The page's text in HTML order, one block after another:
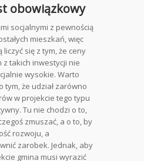
obowiązkowy
socjalnymi z pewnością
mieszkań, więc
się z tym, że ceny
z takich inwestycji nie
wysokie. Warto
tym, że udział zarówno
w projekcie tego typu
Tu nie chodzi o to,
zmuszać, a o to, by
rozwoju, a
zarobek. Jednak, aby
gmina musi wyrazić